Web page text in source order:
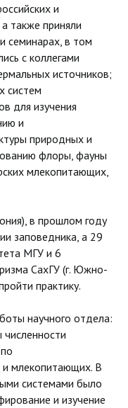
и
также приняли
семинарах, в том
с коллегами
источников;
систем
для изучения
и
природных и
флоры, фауны
млекопитающих,
в прошлом году
заповедника, а 29
МГУ и 6
СахГУ (г. Южно-
практику.
научного отдела:
млекопитающих. В
системами было
и изучение